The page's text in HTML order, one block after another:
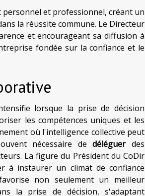
et professionnel, créant un
la réussite commune. Le Directeur
et encourageant sa diffusion à
fondée sur la confiance et le
lorsque la prise de décision
les compétences uniques et les
où l'intelligence collective peut
nécessaire dedéléguerdes
La figure du Président du CoDir
à instaurer un climat de confiance
non seulement un meilleur
la prise de décision, s'adaptant